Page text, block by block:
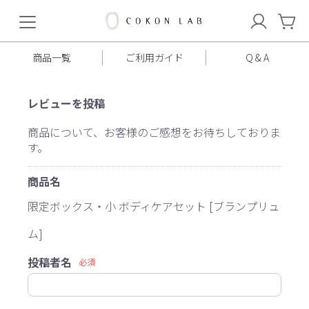
COKON
LAB
商品一覧 ご利用ガイド Q & A
レビューを投稿
商品について、お客様のご感想をお待ちしておりま
す。
商品名
限定ボックス・小 ボディケアセット [ブランプリュ
ム]
投稿者名
必須